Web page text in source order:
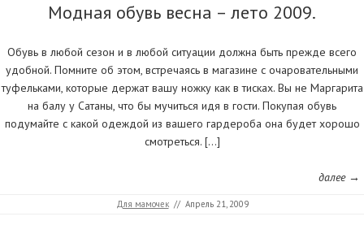
Модная обувь весна – лето 2009.
Обувь в любой сезон и в любой ситуации должна быть прежде всего
удобной. Помните об этом, встречаясь в магазине с очаровательными
туфельками, которые держат вашу ножку как в тисках. Вы не Маргарита
на балу у Сатаны, что бы мучиться идя в гости. Покупая обувь
подумайте с какой одеждой из вашего гардероба она будет хорошо
смотреться. […]
далее →
Для мамочек // Апрель 21, 2009